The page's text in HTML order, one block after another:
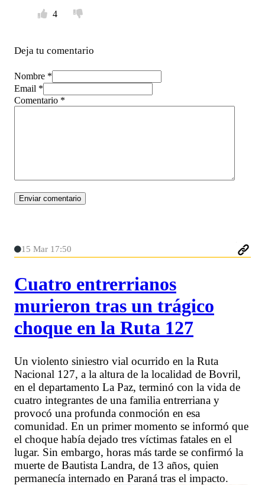
4
Deja tu comentario
Nombre *
Email *
Comentario *
15 Mar 17:50
Cuatro entrerrianos
murieron tras un trágico
choque en la Ruta 127
Un violento siniestro vial ocurrido en la Ruta
Nacional 127, a la altura de la localidad de Bovril,
en el departamento La Paz, terminó con la vida de
cuatro integrantes de una familia entrerriana y
provocó una profunda conmoción en esa
comunidad. En un primer momento se informó que
el choque había dejado tres víctimas fatales en el
lugar. Sin embargo, horas más tarde se confirmó la
muerte de Bautista Landra, de 13 años, quien
permanecía internado en Paraná tras el impacto.